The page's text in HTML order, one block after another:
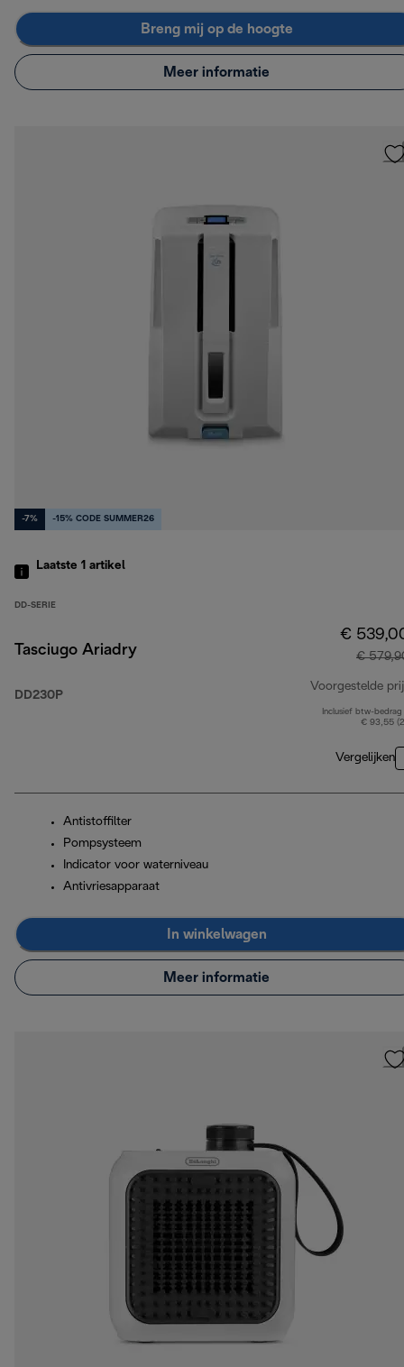
Breng mij op de hoogte
Meer informatie
-7% -15% CODE SUMMER26
Laatste 1 artikel
DD-SERIE
Tasciugo Ariadry
DD230P
€
€
Voorgestelde
Inclusief btw-bedrag
€ 93,55
Vergelijken
Antistoffilter
Pompsysteem
Indicator voor waterniveau
Antivriesapparaat
In winkelwagen
Meer informatie